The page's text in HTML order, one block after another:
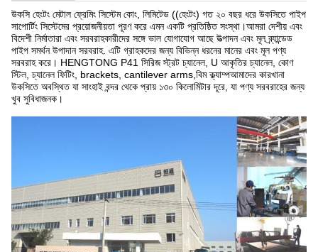
উকসি হেংটং মেটাল ফ্রেমিং সিস্টেম কোং, লিমিটেড ((হেংটং) গত ২০ বছর ধরে উকসিতে পাইপ
সাপোর্টিং সিস্টেমের প্রয়োজনীয়তা পূরণ করে এমন একটি প্রতিষ্ঠিত সংস্থা।আমরা দেশীয় এবং
বিদেশী নির্মাতারা এবং সরবরাহকারীদের সঙ্গে ভাল যোগাযোগ আছে উত্পাদন এবং মূল ব্র্যান্ডেড
পাইপ সমর্থন উপাদান সরবরাহ. এটি গ্রাহকদের জন্য বিভিন্ন ধরনের মানের এবং মূল পণ্য
সরবরাহ করে। HENGTONG P41 সিরিজ স্ট্রট চ্যানেল, U আকৃতির চ্যানেল, কোণ
স্টিল, চ্যানেল ফিটিং, brackets, cantilever arms,বিম ক্ল্যাম্পআমাদের কারখানা
উকসিতে অবস্থিত যা সাংহাই বন্দর থেকে প্রায় ১৩০ কিলোমিটার দূরে, যা পণ্য সরবরাহের জন্য
খুব সুবিধাজনক।